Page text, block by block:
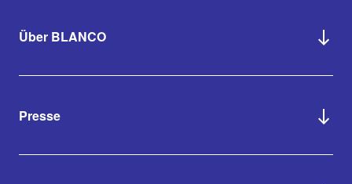
Über BLANCO
Presse